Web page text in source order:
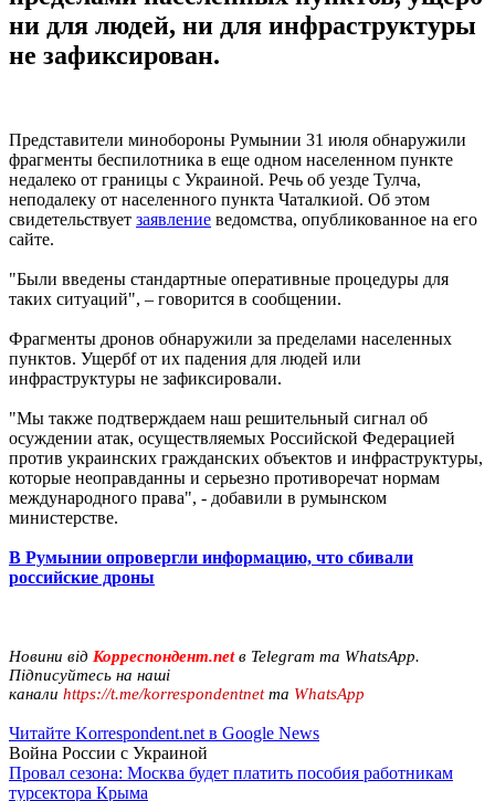
ни для людей, ни для инфраструктуры
не зафиксирован.
Представители минобороны Румынии 31 июля обнаружили
фрагменты беспилотника в еще одном населенном пункте
недалеко от границы с Украиной. Речь об уезде Тулча,
неподалеку от населенного пункта Чаталкиой. Об этом
свидетельствует заявление ведомства, опубликованное на его
сайте.
"Были введены стандартные оперативные процедуры для
таких ситуаций", – говорится в сообщении.
Фрагменты дронов обнаружили за пределами населенных
пунктов. Ущербf от их падения для людей или
инфраструктуры не зафиксировали.
"Мы также подтверждаем наш решительный сигнал об
осуждении атак, осуществляемых Российской Федерацией
против украинских гражданских объектов и инфраструктуры,
которые неоправданны и серьезно противоречат нормам
международного права", - добавили в румынском
министерстве.
В Румынии опровергли информацию, что сбивали
российские дроны
Новини від Корреспондент.netв Telegram та WhatsApp.
Підписуйтесь на наші
канали https://t.me/korrespondentnetта WhatsApp
Читайте Korrespondent.net в Google News
Война России с Украиной
Провал сезона: Москва будет платить пособия работникам
турсектора Крыма